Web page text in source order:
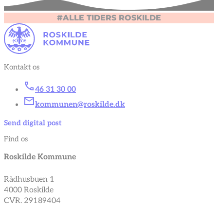
#ALLE TIDERS ROSKILDE
Kontakt os
46 31 30 00
kommunen@roskilde.dk
Send digital post
Find os
Roskilde Kommune
Rådhusbuen 1
4000 Roskilde
CVR. 29189404